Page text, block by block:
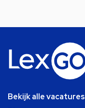
Bekijk alle vacatures